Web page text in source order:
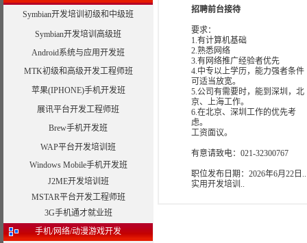
Symbian开发培训初级和中级班
Symbian开发培训高级班
Android系统与应用开发班
MTK初级和高级开发工程师班
苹果(IPHONE)手机开发班
展讯平台开发工程师班
Brew手机开发班
WAP平台开发培训班
Windows Mobile手机开发班
J2ME开发培训班
MSTAR平台开发工程师班
3G手机通才就业班
手机/网络/动漫游戏开发
招聘前台接待
要求：
1.有计算机基础
2.熟悉网络
3.有网络推广经验者优先
4.中专以上学历，能力强者条件
可适当放宽。
5.公司有需要时，能到深圳，北
京、上海工作。
6.在北京、深圳工作的优先考
虑。
工资面议。
有意请致电：021-32300767
职位发布日期： 2026年6月22日..
实用开发培训..